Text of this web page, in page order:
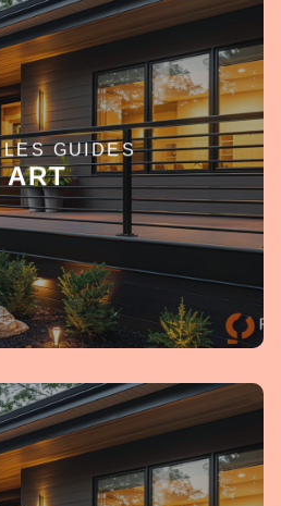
LES GUIDES
ART
SAVOIR +